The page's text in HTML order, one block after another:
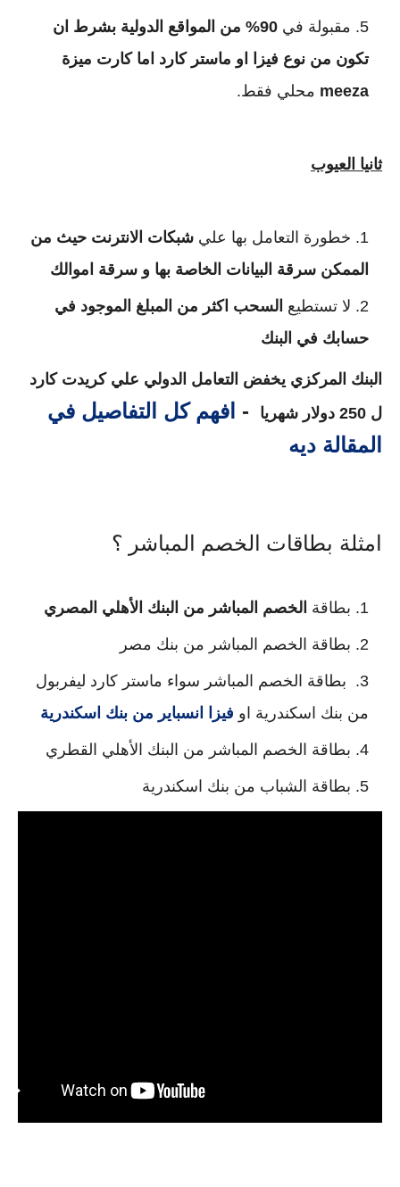
مقبولة في
90% من المواقع الدولية بشرط ان
تكون من نوع فيزا او ماستر كارد اما كارت ميزة
meeza محلي فقط.
ثانيا العيوب
خطورة التعامل بها علي شبكات الانترنت حيث من
الممكن سرقة البيانات الخاصة بها و سرقة اموالك
لا تستطيع السحب اكثر من المبلغ الموجود في
حسابك في البنك
البنك المركزي يخفض التعامل الدولي علي كريدت كارد
ل 250 دولار شهريا
- افهم كل التفاصيل في
المقالة ديه
امثلة بطاقات الخصم المباشر ؟
بطاقة الخصم المباشر من البنك الأهلي المصري
بطاقة الخصم المباشر من بنك مصر
بطاقة الخصم المباشر سواء ماستر كارد ليفربول
من بنك اسكندرية او فيزا انسباير من بنك اسكندرية
بطاقة الخصم المباشر من البنك الأهلي القطري
بطاقة الشباب من بنك اسكندرية